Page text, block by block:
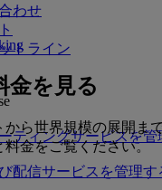
わせ
トライン
ティングサービスを管
配信サービスを管理す
金を見る
から世界規模の展開ま
料金をご覧ください。